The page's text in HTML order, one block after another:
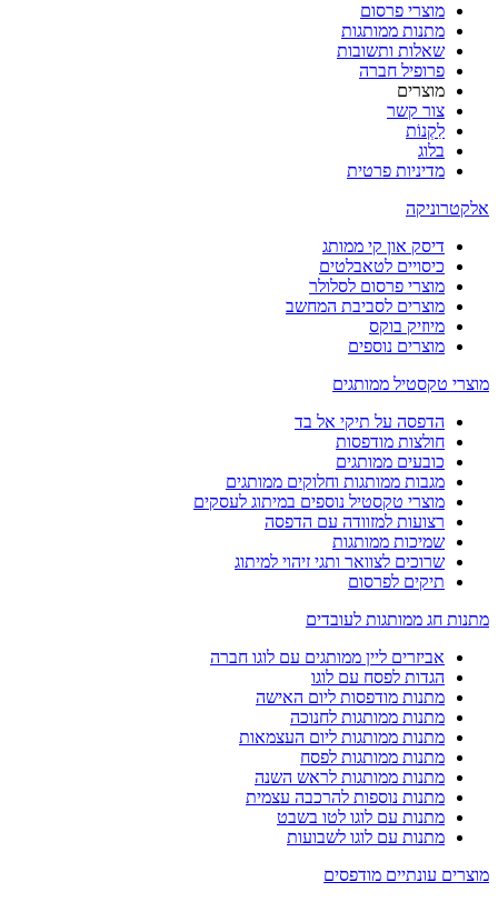
מוצרי פרסום
מתנות ממותגות
שאלות ותשובות
פרופיל חברה
מוצרים
צור קשר
לִקְנוֹת
בלוג
מדיניות פרטית
אלקטרוניקה
דיסק און קי ממותג
כיסויים לטאבלטים
מוצרי פרסום לסלולר
מוצרים לסביבת המחשב
מיוזיק בוקס
מוצרים נוספים
מוצרי טקסטיל ממותגים
הדפסה על תיקי אל בד
חולצות מודפסות
כובעים ממותגים
מגבות ממותגות וחלוקים ממותגים
מוצרי טקסטיל נוספים במיתוג לעסקים
רצועות למזוודה עם הדפסה
שמיכות ממותגות
שרוכים לצוואר ותגי זיהוי למיתוג
תיקים לפרסום
מתנות חג ממותגות לעובדים
אביזרים ליין ממותגים עם לוגו חברה
הגדות לפסח עם לוגו
מתנות מודפסות ליום האישה
מתנות ממותגות לחנוכה
מתנות ממותגות ליום העצמאות
מתנות ממותגות לפסח
מתנות ממותגות לראש השנה
מתנות נוספות להרכבה עצמית
מתנות עם לוגו לטו בשבט
מתנות עם לוגו לשבועות
מוצרים עונתיים מודפסים